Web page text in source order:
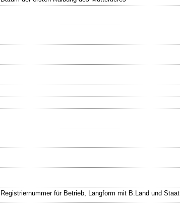
Registriernummer für Betrieb, Langform mit B.Land und Staat